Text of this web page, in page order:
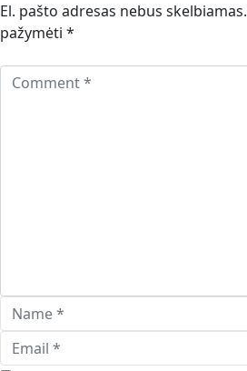
El. pašto adresas nebus skelbiamas.
pažymėti *